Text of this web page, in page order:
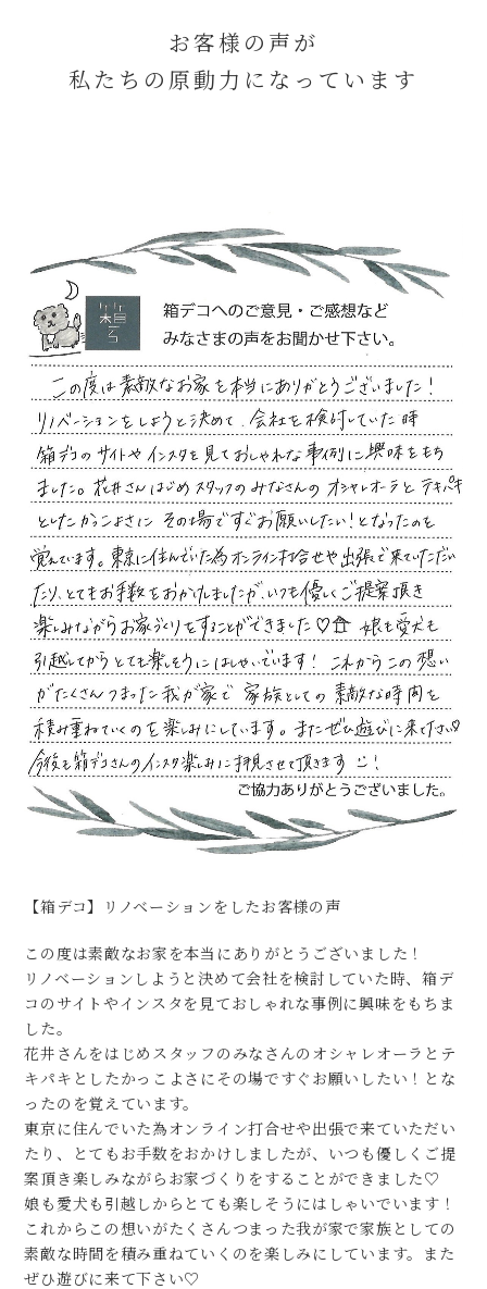
お客様の声が
私たちの原動力になっています
【箱デコ】リノベーションをしたお客様の声
この度は素敵なお家を本当にありがとうございました！
リノベーションしようと決めて会社を検討していた時、箱デ
コのサイトやインスタを見ておしゃれな事例に興味をもちま
した。
花井さんをはじめスタッフのみなさんのオシャレオーラとテ
キパキとしたかっこよさにその場ですぐお願いしたい！とな
ったのを覚えています。
東京に住んでいた為オンライン打合せや出張で来ていただい
たり、とてもお手数をおかけしましたが、いつも優しくご提
案頂き楽しみながらお家づくりをすることができました♡
娘も愛犬も引越しからとても楽しそうにはしゃいでいます！
これからこの想いがたくさんつまった我が家で家族としての
素敵な時間を積み重ねていくのを楽しみにしています。また
ぜひ遊びに来て下さい♡